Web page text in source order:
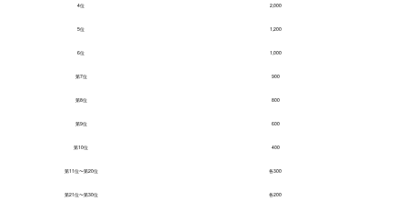
4位 2,000
5位 1,200
6位 1,000
第7位 900
第8位 800
第9位 600
第10位 400
第11位〜第20位 各300
第21位〜第30位 各200